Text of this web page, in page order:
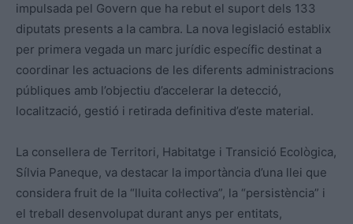
impulsada pel Govern que ha rebut el suport dels 133
diputats presents a la cambra. La nova legislació establix
per primera vegada un marc jurídic específic destinat a
coordinar les actuacions de les diferents administracions
públiques amb l’objectiu d’accelerar la detecció,
localització, gestió i retirada definitiva d’este material.
La consellera de Territori, Habitatge i Transició Ecològica,
Sílvia Paneque, va destacar la importància d’una llei que
considera fruit de la “lluita col·lectiva”, la “persistència” i
el treball desenvolupat durant anys per entitats,